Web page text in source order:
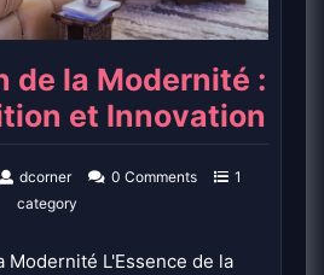
de la Modernité :
et Innovation
dcorner 0 Comments
1
category
Modernité L'Essence de la